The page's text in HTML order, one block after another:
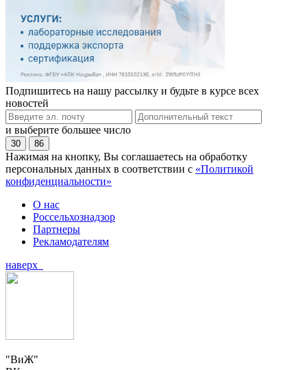
Подпишитесь на нашу рассылку и будьте в курсе всех
новостей
и выберите большее число
30 86
Нажимая на кнопку, Вы соглашаетесь на обработку
персональных данных в соответствии с «Политикой
конфиденциальности»
О нас
Россельхознадзор
Партнеры
Рекламодателям
наверх
"ВиЖ"